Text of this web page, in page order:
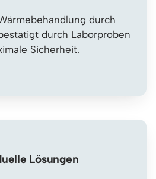
durch
durch Laborproben
Sicherheit.
Lösungen